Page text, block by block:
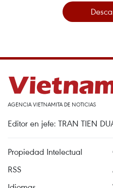
AGENCIA VIETNAMITA DE NOTICIAS
Editor en jefe: TRAN TIEN
Propiedad Intelectual
RSS